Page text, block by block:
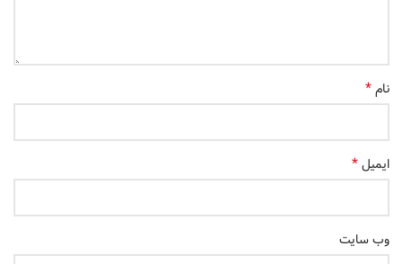
نام*
ایمیل*
وب‌ سایت